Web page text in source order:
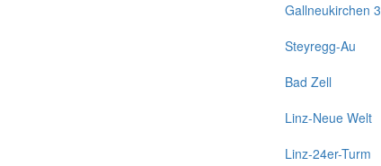
Gallneukirchen 3
Steyregg-Au
Bad Zell
Linz-Neue Welt
Linz-24er-Turm